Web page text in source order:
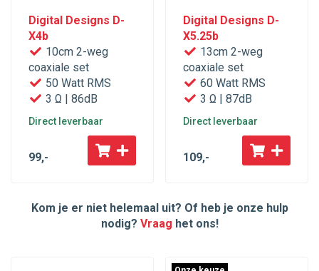
Digital Designs D-
X4b
10cm 2-weg
coaxiale set
50 Watt RMS
3 Ω | 86dB
Direct leverbaar
99,-
Digital Designs D-
X5.25b
13cm 2-weg
coaxiale set
60 Watt RMS
3 Ω | 87dB
Direct leverbaar
109,-
Kom je er niet helemaal uit? Of heb je onze hulp
nodig? Vraag het ons!